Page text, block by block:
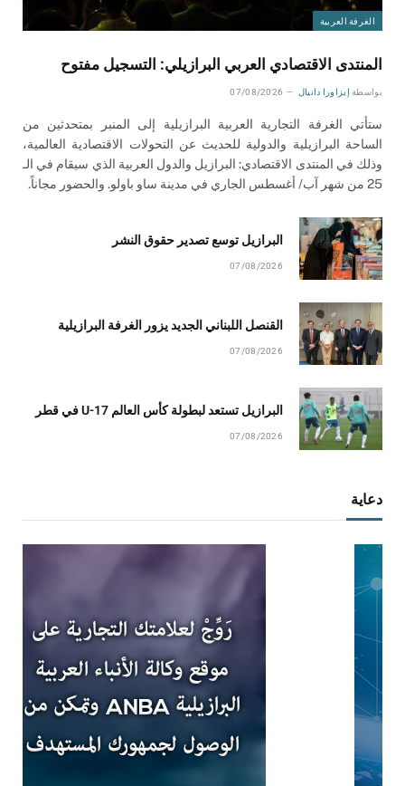
الغرفة العربية
المنتدى الاقتصادي العربي البرازيلي: التسجيل مفتوح
بواسطة إيزاورا دانيال 07/08/2026
ستأتي الغرفة التجارية العربية البرازيلية إلى المنبر بمتحدثين من
الساحة البرازيلية والدولية للحديث عن التحولات الاقتصادية العالمية،
وذلك في المنتدى الاقتصادي: البرازيل والدول العربية الذي سيقام في الـ
25 من شهر آب/ أغسطس الجاري في مدينة ساو باولو. والحضور مجاناً.
البرازيل توسع تصدير حقوق النشر
07/08/2026
القنصل اللبناني الجديد يزور الغرفة البرازيلية
07/08/2026
البرازيل تستعد لبطولة كأس العالم U-17 في قطر
07/08/2026
دعاية